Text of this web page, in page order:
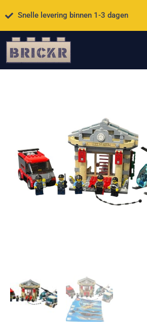
Snelle levering binnen 1-3 dagen